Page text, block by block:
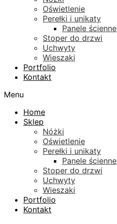
Oświetlenie
Perełki i unikaty
Panele ścienne
Stoper do drzwi
Uchwyty
Wieszaki
Portfolio
Kontakt
Menu
Home
Sklep
Nóżki
Oświetlenie
Perełki i unikaty
Panele ścienne
Stoper do drzwi
Uchwyty
Wieszaki
Portfolio
Kontakt